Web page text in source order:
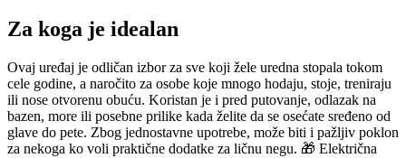
Za koga je idealan
Ovaj uređaj je odličan izbor za sve koji žele uredna stopala tokom
cele godine, a naročito za osobe koje mnogo hodaju, stoje, treniraju
ili nose otvorenu obuću. Koristan je i pred putovanje, odlazak na
bazen, more ili posebne prilike kada želite da se osećate sređeno od
glave do pete. Zbog jednostavne upotrebe, može biti i pažljiv poklon
za nekoga ko voli praktične dodatke za ličnu negu. 🎁 Električna